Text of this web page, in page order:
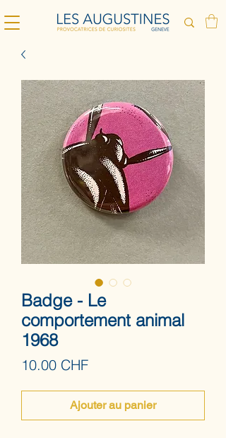
Badge - Le
comportement animal
1968
10.00 CHFPrix
Ajouter au panier